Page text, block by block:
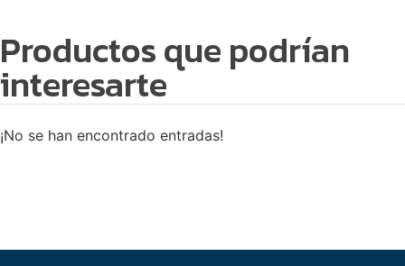
Productos que podrían
interesarte
¡No se han encontrado entradas!